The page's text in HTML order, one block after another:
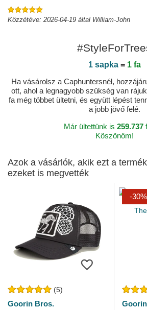
Közzétéve: 2026-04-19 által William-John
1 sapka= 1 fa
Ha vásárolsz a Caphuntersnél,
ott, ahol a legnagyobb szükség van
fa még többet ültetni, és együtt lépést
a jobb jövő felé.
Már ültettünk is 259.737
Köszönöm!
Azok a vásárlók, akik ezt a
ezeket is megvették
(5)
Goorin Bros.
-30%